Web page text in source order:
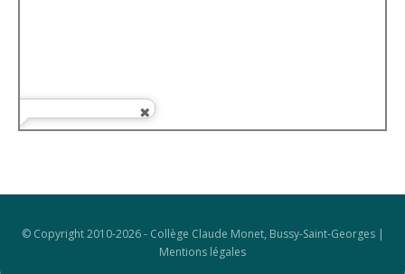
© Copyright 2010-2026 - Collège Claude Monet, Bussy-Saint-Georges|
Mentions légales